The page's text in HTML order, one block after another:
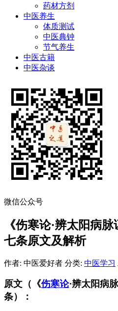
药材方剂
中医养生
体质测试
中医典钟
节气养生
中医古籍
中医杂谈
微信公众号
《伤寒论·辨太阳病
七条原文及解析
作者: 中医爱好者 分类: 中医学习
原文 （《伤寒论·辨太阳病
条）：